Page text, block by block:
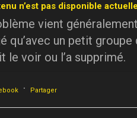
n’est pas disponible
vient
qu’avec un petit
le voir ou l’a supprimé.
· Partager